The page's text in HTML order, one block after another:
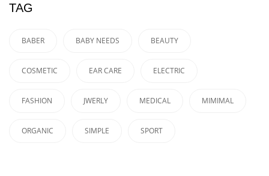
TAG
BABER BABY NEEDS BEAUTY
COSMETIC EAR CARE ELECTRIC
FASHION JWERLY MEDICAL MIMIMAL
ORGANIC SIMPLE SPORT